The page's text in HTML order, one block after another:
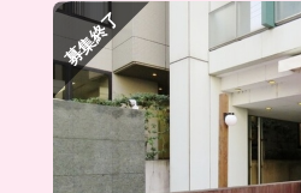
募集終了